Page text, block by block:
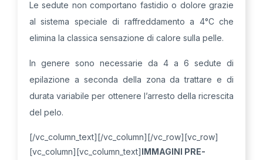
Le sedute non comportano fastidio o dolore grazie
al sistema speciale di raffreddamento a 4°C che
elimina la classica sensazione di calore sulla pelle.
In genere sono necessarie da 4 a 6 sedute di
epilazione a seconda della zona da trattare e di
durata variabile per ottenere l’arresto della ricrescita
del pelo.
[/vc_column_text][/vc_column][/vc_row][vc_row]
[vc_column][vc_column_text]IMMAGINI PRE-